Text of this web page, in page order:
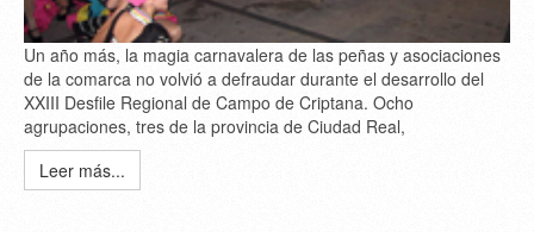
Un año más, la magia carnavalera de las peñas y asociaciones
de la comarca no volvió a defraudar durante el desarrollo del
XXIII Desfile Regional de Campo de Criptana. Ocho
agrupaciones, tres de la provincia de Ciudad Real,
Leer más...